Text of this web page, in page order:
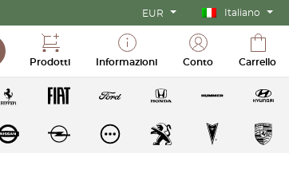
EUR Italiano
Prodotti Informazioni Conto Carrello